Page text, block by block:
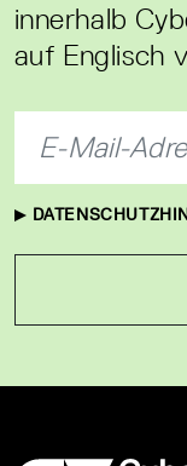
innerhalb
auf Englisch